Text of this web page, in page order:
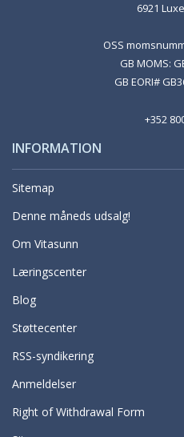
6921
OSS
GB MOMS:
GB EORI#
+352
INFORMATION
Sitemap
Denne måneds udsalg!
Om Vitasunn
Læringscenter
Blog
Støttecenter
RSS-syndikering
Anmeldelser
Right of Withdrawal Form